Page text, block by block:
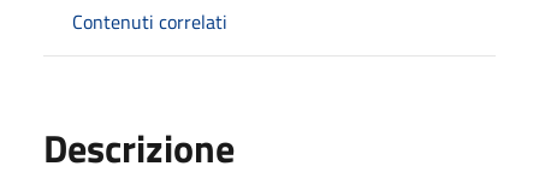
Contenuti correlati
Descrizione